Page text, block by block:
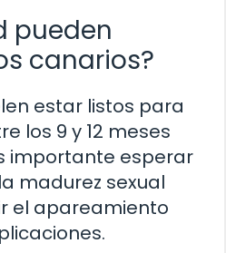
pueden
canarios?
estar listos para
los 9 y 12 meses
importante esperar
madurez sexual
el apareamiento